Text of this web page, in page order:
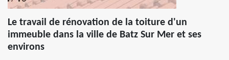
Le travail de rénovation de la toiture d'un
immeuble dans la ville de Batz Sur Mer et ses
environs